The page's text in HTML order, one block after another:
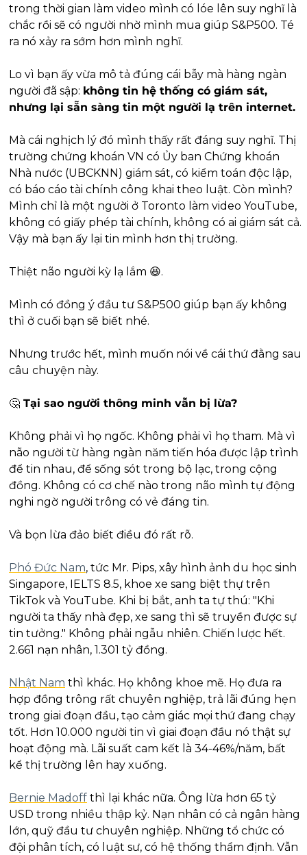
trong thời gian làm video mình có lóe lên suy nghĩ là
chắc rồi sẽ có người nhờ mình mua giúp S&P500. Té
ra nó xảy ra sớm hơn mình nghĩ.
Lo vì bạn ấy vừa mô tả đúng cái bẫy mà hàng ngàn
người đã sập: không tin hệ thống có giám sát,
nhưng lại sẵn sàng tin một người lạ trên internet.
Mà cái nghịch lý đó mình thấy rất đáng suy nghĩ. Thị
trường chứng khoán VN có Ủy ban Chứng khoán
Nhà nước (UBCKNN) giám sát, có kiểm toán độc lập,
có báo cáo tài chính công khai theo luật. Còn mình?
Mình chỉ là một người ở Toronto làm video YouTube,
không có giấy phép tài chính, không có ai giám sát cả.
Vậy mà bạn ấy lại tin mình hơn thị trường.
Thiệt não người kỳ lạ lắm 😆.
Mình có đồng ý đầu tư S&P500 giúp bạn ấy không
thì ở cuối bạn sẽ biết nhé.
Nhưng trước hết, mình muốn nói về cái thứ đằng sau
câu chuyện này.
🤔 Tại sao người thông minh vẫn bị lừa?
Không phải vì họ ngốc. Không phải vì họ tham. Mà vì
não người từ hàng ngàn năm tiến hóa được lập trình
để tin nhau, để sống sót trong bộ lạc, trong cộng
đồng. Không có cơ chế nào trong não mình tự động
nghi ngờ người trông có vẻ đáng tin.
Và bọn lừa đảo biết điều đó rất rõ.
Phó Đức Nam, tức Mr. Pips, xây hình ảnh du học sinh
Singapore, IELTS 8.5, khoe xe sang biệt thự trên
TikTok và YouTube. Khi bị bắt, anh ta tự thú: "Khi
người ta thấy nhà đẹp, xe sang thì sẽ truyền được sự
tin tưởng." Không phải ngẫu nhiên. Chiến lược hết.
2.661 nạn nhân, 1.301 tỷ đồng.
Nhật Nam thì khác. Họ không khoe mẽ. Họ đưa ra
hợp đồng trông rất chuyên nghiệp, trả lãi đúng hẹn
trong giai đoạn đầu, tạo cảm giác mọi thứ đang chạy
tốt. Hơn 10.000 người tin vì giai đoạn đầu nó thật sự
hoạt động mà. Lãi suất cam kết là 34-46%/năm, bất
kể thị trường lên hay xuống.
Bernie Madoff thì lại khác nữa. Ông lừa hơn 65 tỷ
USD trong nhiều thập kỷ. Nạn nhân có cả ngân hàng
lớn, quỹ đầu tư chuyên nghiệp. Những tổ chức có
đội phân tích, có luật sư, có hệ thống thẩm định. Vẫn